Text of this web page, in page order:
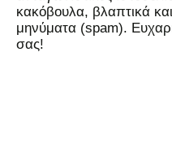
κακόβουλα, βλαπτικά
μηνύματα (spam).
σας!